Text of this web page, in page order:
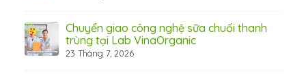
Chuyển giao công nghệ sữa chuối thanh
trùng tại Lab VinaOrganic
23 Tháng 7, 2026